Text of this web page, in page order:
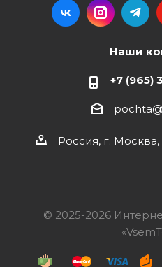
Наши
+7 (965)
Россия, г.
© 2025-2026